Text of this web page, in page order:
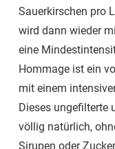
Sauerkirschen pro
wird dann wieder
eine
Hommage ist ein
mit einem
Dieses ungefilterte
völlig natürlich,
Sirupen oder